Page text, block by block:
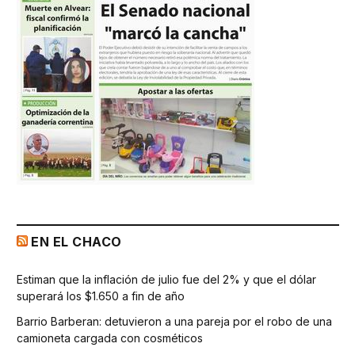
EN EL CHACO
Estiman que la inflación de julio fue del 2% y que el dólar
superará los $1.650 a fin de año
Barrio Barberan: detuvieron a una pareja por el robo de una
camioneta cargada con cosméticos